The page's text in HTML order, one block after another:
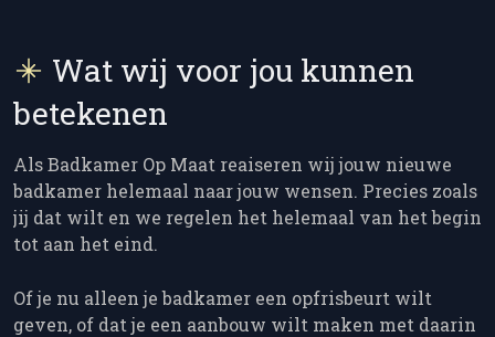
Wat wij voor jou kunnen
betekenen
Als Badkamer Op Maat reaiseren wij jouw nieuwe
badkamer helemaal naar jouw wensen. Precies zoals
jij dat wilt en we regelen het helemaal van het begin
tot aan het eind.
Of je nu alleen je badkamer een opfrisbeurt wilt
geven, of dat je een aanbouw wilt maken met daarin